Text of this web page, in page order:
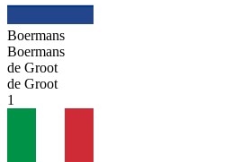
Boermans
Boermans
de Groot
de Groot
1